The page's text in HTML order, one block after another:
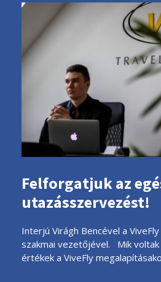
Felforgatjuk az
utazásszervezést!
Interjú Virágh Bencével a
szakmai vezetőjével. Mik
értékek a ViveFly